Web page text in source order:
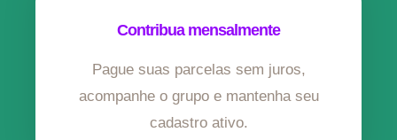
Contribua mensalmente
Pague suas parcelas sem juros,
acompanhe o grupo e mantenha seu
cadastro ativo.